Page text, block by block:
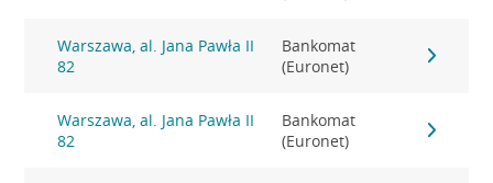
Warszawa, al. Jana Pawła II
82
Bankomat
(Euronet)
Warszawa, al. Jana Pawła II
82
Bankomat
(Euronet)